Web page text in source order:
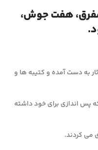
مفرق، هفت جوش،
به دست آمده و کتیبه ها و
پس اندازی برای خود داشته
می کردند.